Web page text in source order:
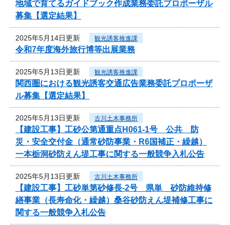
地域で育てるガイドブック作成業務委託プロポーザル
募集【選定結果】
2025年5月14日更新 観光誘客推進課
令和7年度海外旅行博等出展業務
2025年5月13日更新 観光誘客推進課
関西圏における観光誘客交通広告業務委託プロポーザ
ル募集【選定結果】
2025年5月13日更新 古川土木事務所
【建設工事】工砂公第通重点H061-1号 公共 防
災・安全交付金（通常砂防事業・R6国補正・繰越）
一本栃洞砂防えん堤工事に関する一般競争入札公告
2025年5月13日更新 古川土木事務所
【建設工事】工砂単第砂修長‐2号 県単 砂防維持修
繕事業（長寿命化・繰越）桑谷砂防えん堤補修工事に
関する一般競争入札公告